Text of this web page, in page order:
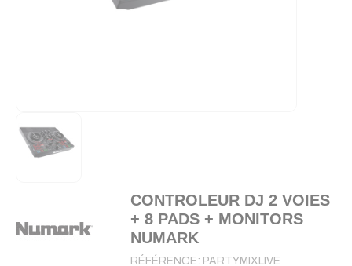
CONTROLEUR DJ 2 VOIES
+ 8 PADS + MONITORS
NUMARK
RÉFÉRENCE: PARTYMIXLIVE